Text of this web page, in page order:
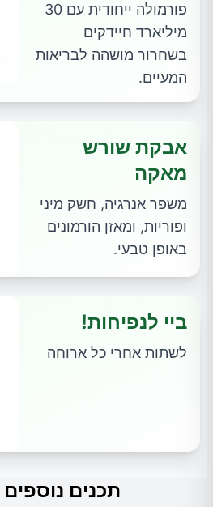
פורמולה ייחודית עם 30
מיליארד חיידקים
בשחרור מושהה לבריאות
המעיים.
אבקת שורש
מאקה
משפר אנרגיה, חשק מיני
ופוריות, ומאזן הורמונים
באופן טבעי.
ביי לנפיחות!
לשתות אחרי כל ארוחה
תכנים נוספים